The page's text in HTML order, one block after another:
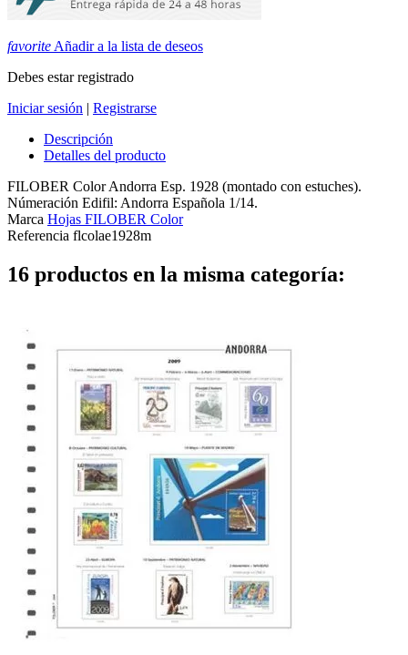
favorite Añadir a la lista de deseos
Debes estar registrado
Iniciar sesión | Registrarse
Descripción
Detalles del producto
FILOBER Color Andorra Esp. 1928 (montado con estuches).
Númeración Edifil: Andorra Española 1/14.
Marca Hojas FILOBER Color
Referencia flcolae1928m
16 productos en la misma categoría: